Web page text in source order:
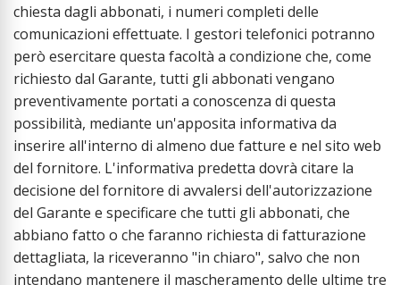
chiesta dagli abbonati, i numeri completi delle
comunicazioni effettuate. I gestori telefonici potranno
però esercitare questa facoltà a condizione che, come
richiesto dal Garante, tutti gli abbonati vengano
preventivamente portati a conoscenza di questa
possibilità, mediante un'apposita informativa da
inserire all'interno di almeno due fatture e nel sito web
del fornitore. L'informativa predetta dovrà citare la
decisione del fornitore di avvalersi dell'autorizzazione
del Garante e specificare che tutti gli abbonati, che
abbiano fatto o che faranno richiesta di fatturazione
dettagliata, la riceveranno "in chiaro", salvo che non
intendano mantenere il mascheramento delle ultime tre